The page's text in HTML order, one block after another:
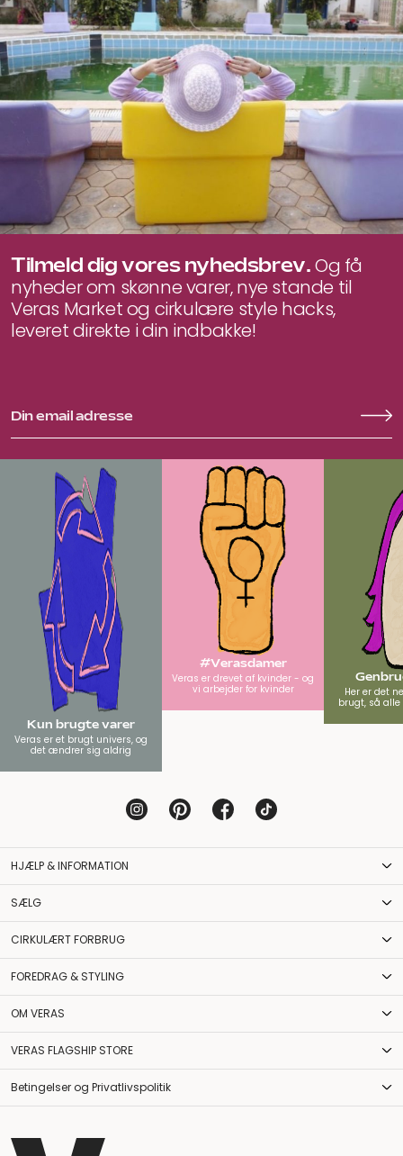
Tilmeld dig vores nyhedsbrev.Og få
nyheder om skønne varer, nye stande til
Veras Market og cirkulære style hacks,
leveret direkte i din indbakke!
Kun brugte varer
Veras er et brugt univers, og
det ændrer sig aldrig
#Verasdamer
Veras er drevet af kvinder - og
vi arbejder for kvinder
Her er det
brugt, så
HJÆLP & INFORMATION
SÆLG
CIRKULÆRT FORBRUG
FOREDRAG & STYLING
OM VERAS
VERAS FLAGSHIP STORE
Betingelser og Privatlivspolitik